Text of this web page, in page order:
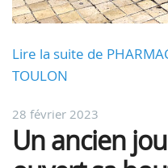
Lire la suite de
TOULON
28 février 2023
Un ancien